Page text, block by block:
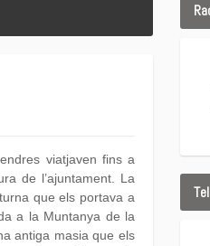
viatjaven fins a
de l’ajuntament. La
que els portava a
a la Muntanya de la
antiga masia que els